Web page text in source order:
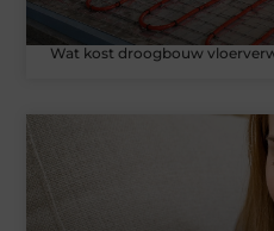
Wat kost droogbouw